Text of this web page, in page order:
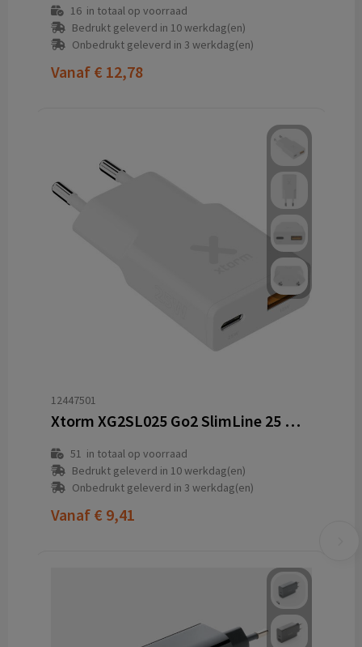
16in totaal op voorraad
Bedrukt geleverd in 10 werkdag(en)
Onbedrukt geleverd in 3 werkdag(en)
Vanaf € 12,78
12447501
Xtorm XG2SL025 Go2 SlimLine 25 W oplader
51 in totaal op voorraad
Bedrukt geleverd in 10 werkdag(en)
Onbedrukt geleverd in 3 werkdag(en)
Vanaf € 9,41